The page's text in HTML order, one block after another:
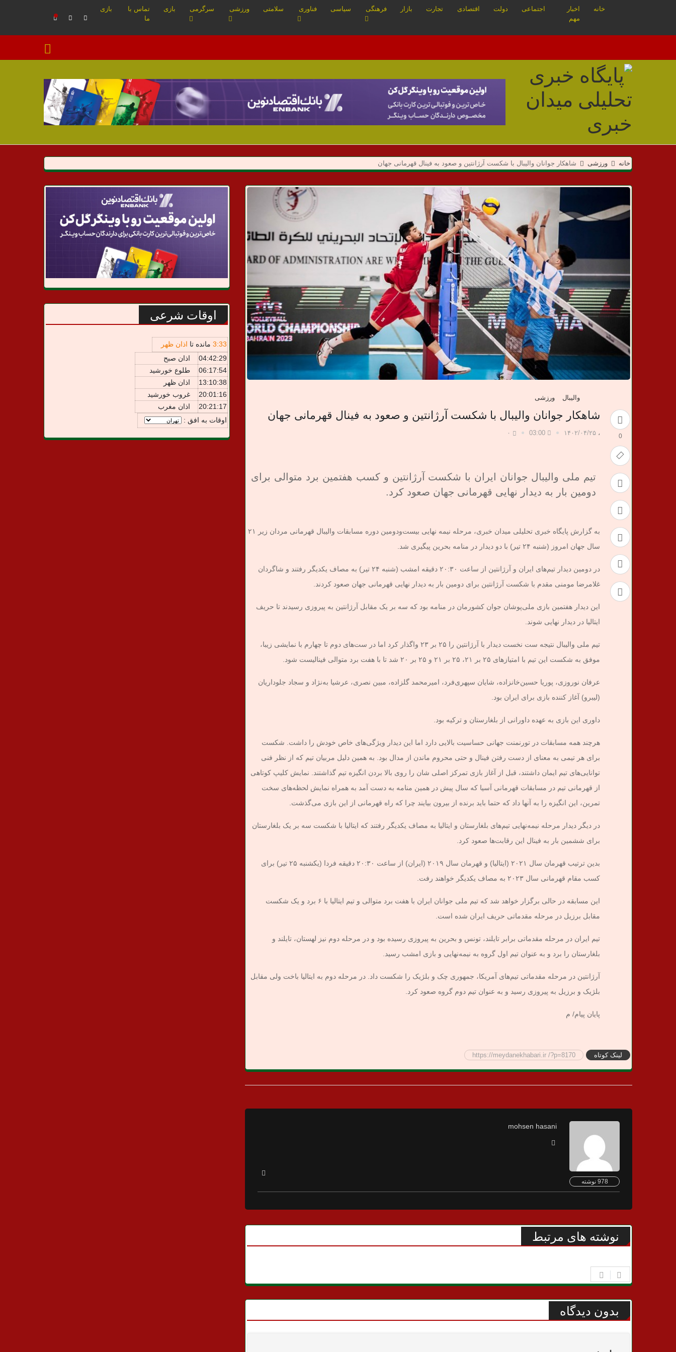
خانه
اخبار
مهم
اجتماعی دولت اقتصادی تجارت بازار فرهنگی سیاسی فناوری سلامتی ورزشی سرگرمی بازی
تماس با
ما
بازی
م
ی
د
ا
خ
ب
ر
ی
خانه ورزشی شاهکار جوانان والیبال با شکست آرژانتین و صعود به فینال قهرمانی جهان
0
والیبال ورزشی
شاهکار جوانان والیبال با شکست آرژانتین و صعود به فینال قهرمانی جهان
، ۱۴۰۲/۰۴/۲۵ 03:00 ۰
تیم ملی والیبال جوانان ایران با شکست آرژانتین و کسب هفتمین برد متوالی برای
دومین بار به دیدار نهایی قهرمانی جهان صعود کرد.
به گزارش پایگاه خبری تحلیلی میدان خبری، مرحله نیمه‌ نهایی بیست‌ودومین دوره مسابقات والیبال قهرمانی مردان زیر ۲۱
سال جهان امروز (شنبه ۲۴ تیر) با دو دیدار در منامه بحرین پیگیری شد.
در دومین دیدار تیم‌های ایران و آرژانتین از ساعت ۲۰:۳۰ دقیقه امشب (شنبه ۲۴ تیر) به مصاف یکدیگر رفتند و شاگردان
غلامرضا مومنی مقدم با شکست آرژانتین برای دومین بار به دیدار نهایی قهرمانی جهان صعود کردند.
این دیدار هفتمین بازی ملی‌پوشان جوان کشورمان در منامه بود که سه بر یک مقابل آرژانتین به پیروزی رسیدند تا حریف
ایتالیا در دیدار نهایی شوند.
تیم ملی والیبال نتیجه ست نخست دیدار با آرژانتین را ۲۵ بر ۲۳ واگذار کرد اما در ست‌های دوم تا چهارم با نمایشی زیبا،
موفق به شکست این تیم با امتیازهای ۲۵ بر ۲۱، ۲۵ بر ۲۱ و ۲۵ بر ۲۰ شد تا با هفت برد متوالی فینالیست شود.
عرفان نوروزی، پوریا حسین‌خانزاده، شایان سپهری‌فرد، امیرمحمد گلزاده، مبین نصری، عرشیا به‌نژاد و سجاد جلوداریان
(لیبرو) آغاز کننده بازی برای ایران بود.
داوری این بازی به عهده داورانی از بلغارستان و ترکیه بود.
هرچند همه مسابقات در تورنمنت جهانی حساسیت بالایی دارد اما این دیدار ویژگی‌های خاص خودش را داشت. شکست
برای هر تیمی به معنای از دست رفتن فینال و حتی محروم ماندن از مدال بود. به همین دلیل مربیان تیم که از نظر فنی
توانایی‌های تیم ایمان داشتند، قبل از آغاز بازی تمرکز اصلی ‌شان را روی بالا بردن انگیزه تیم گذاشتند. نمایش کلیپ کوتاهی
از قهرمانی تیم در مسابقات قهرمانی آسیا که سال پیش در همین منامه به دست آمد به همراه نمایش لحظه‌های سخت
تمرین، این انگیزه را به آنها داد که حتما باید برنده از بیرون بیایند چرا که راه قهرمانی از این بازی می‌گذشت.
در دیگر دیدار مرحله نیمه‌نهایی تیم‌های بلغارستان و ایتالیا به مصاف یکدیگر رفتند که ایتالیا با شکست سه بر یک بلغارستان
برای ششمین بار به فینال این رقابت‌ها صعود کرد.
بدین ترتیب قهرمان سال ۲۰۲۱ (ایتالیا) و قهرمان سال ۲۰۱۹ (ایران) از ساعت ۲۰:۳۰ دقیقه فردا (یکشنبه ۲۵ تیر) برای
کسب مقام قهرمانی سال ۲۰۲۳ به مصاف یکدیگر خواهند رفت.
این مسابقه در حالی برگزار خواهد شد که تیم ملی جوانان ایران با هفت برد متوالی و تیم ایتالیا با ۶ برد و یک شکست
مقابل برزیل در مرحله مقدماتی حریف ایران شده است.
تیم ایران در مرحله مقدماتی برابر تایلند، تونس و بحرین به پیروزی رسیده بود و در مرحله دوم نیز لهستان، تایلند و
بلغارستان را برد و به عنوان تیم اول گروه به نیمه‌نهایی و بازی امشب رسید.
آرژانتین در مرحله مقدماتی تیم‌های آمریکا، جمهوری چک و بلژیک را شکست داد. در مرحله دوم به ایتالیا باخت ولی مقابل
بلژیک و برزیل به پیروزی رسید و به عنوان تیم دوم گروه صعود کرد.
پایان پیام/ م
لینک کوتاه https://meydanekhabari.ir /?p=8170
978 نوشته
mohsen hasani
نوشته های مرتبط
بدون دیدگاه
اوقات شرعی
3:33 مانده تا اذان ظهر
04:42:29
اذان صبح
06:17:54
طلوع خورشید
13:10:38
اذان ظهر
20:01:16
غروب خورشید
20:21:17
اذان مغرب
اوقات به افق :